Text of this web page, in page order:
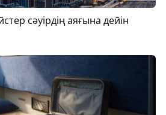
сәуірдің аяғына дейін